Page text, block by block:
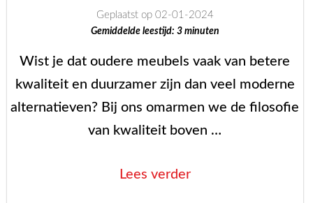
Geplaatst op 02-01-2024
Gemiddelde leestijd: 3 minuten
Wist je dat oudere meubels vaak van betere
kwaliteit en duurzamer zijn dan veel moderne
alternatieven? Bij ons omarmen we de filosofie
van kwaliteit boven …
Lees verder“Ontdek